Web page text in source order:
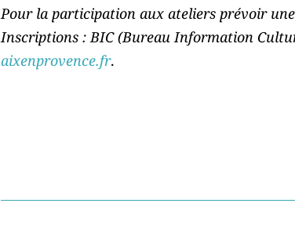
Pour la participation aux ateliers prévoir
Inscriptions : BIC (Bureau Information
aixenprovence.fr.